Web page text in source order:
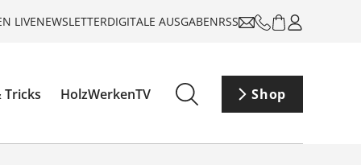
LIVENEWSLETTERDIGITALE AUSGABENRSS
Tricks HolzWerkenTV Shop